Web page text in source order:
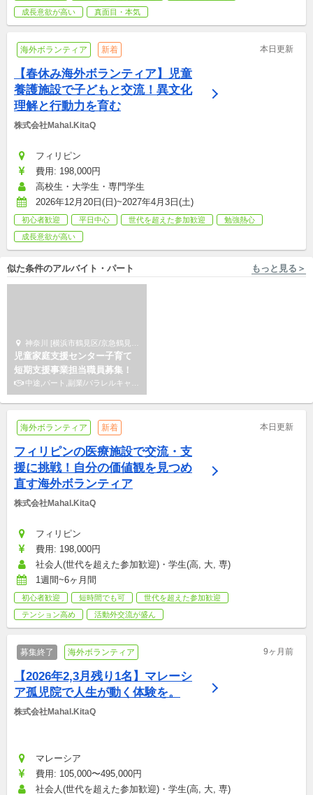
成長意欲が高い
真面目・本気
海外ボランティア 新着 本日更新
【春休み海外ボランティア】児童
養護施設で子どもと交流！異文化
理解と行動力を育む
株式会社Mahal.KitaQ
フィリピン
費用: 198,000円
高校生・大学生・専門学生
2026年12月20日(日)~2027年4月3日(土)
初心者歓迎 平日中心 世代を超えた参加歓迎
勉強熱心
成長意欲が高い
似た条件のアルバイト・パート もっと見る＞
神奈川 [横浜市鶴見区/京急鶴見駅 徒歩2分] サードプレイス
児童家庭支援センター子育て
短期支援事業担当職員募集！
中途,パート,副業/パラレルキャリア
海外ボランティア 新着 本日更新
フィリピンの医療施設で交流・支
援に挑戦！自分の価値観を見つめ
直す海外ボランティア
株式会社Mahal.KitaQ
フィリピン
費用: 198,000円
社会人(世代を超えた参加歓迎)・学生(高, 大, 専)
1週間~6ヶ月間
初心者歓迎 短時間でも可
世代を超えた参加歓迎
テンション高め
活動外交流が盛ん
募集終了 海外ボランティア 9ヶ月前
【2026年2,3月残り1名】マレーシ
ア孤児院で人生が動く体験を。
株式会社Mahal.KitaQ
マレーシア
費用: 105,000〜495,000円
社会人(世代を超えた参加歓迎)・学生(高, 大, 専)